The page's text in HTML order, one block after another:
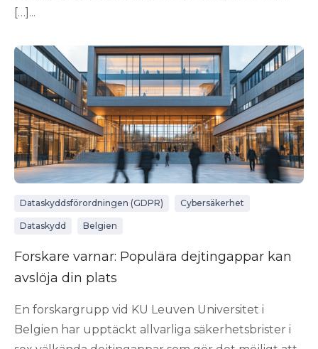
[…]...
Dataskyddsförordningen (GDPR) Cybersäkerhet
Dataskydd Belgien
Forskare varnar: Populära dejtingappar kan
avslöja din plats
En forskargrupp vid KU Leuven Universitet i
Belgien har upptäckt allvarliga säkerhetsbrister i